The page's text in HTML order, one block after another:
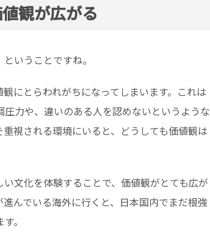
観が広がる
いうことですね。
にとらわれがちになってしまいます。これは
力や、違いのある人を認めないというような
視される環境にいると、どうしても価値観は
文化を体験することで、価値観がとても広が
んでいる海外に行くと、日本国内でまだ根強
。